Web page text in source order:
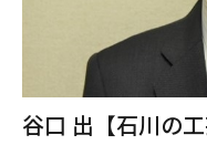
谷口 出【石川の工